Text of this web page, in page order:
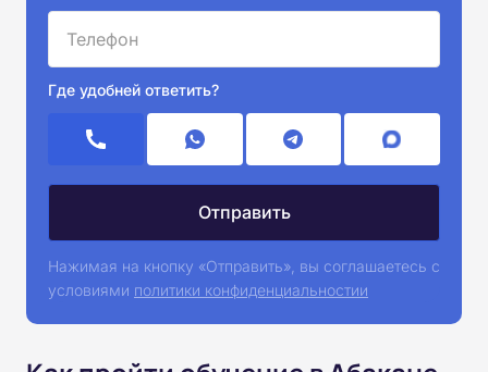
Где удобней ответить?
Нажимая на кнопку «Отправить», вы соглашаетесь с
условиями политики конфиденциальностии